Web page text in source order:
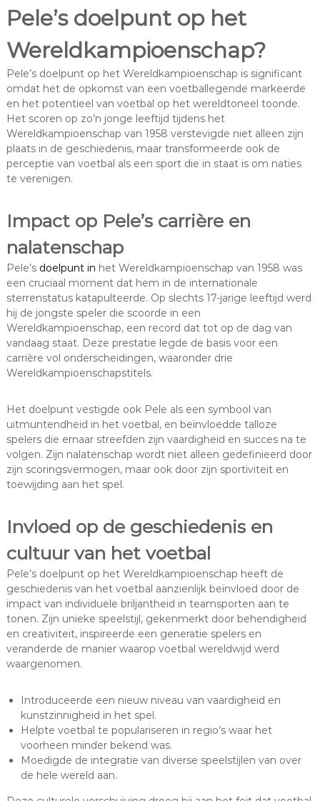
Pele’s doelpunt op het
Wereldkampioenschap?
Pele’s doelpunt op het Wereldkampioenschap is significant
omdat het de opkomst van een voetballegende markeerde
en het potentieel van voetbal op het wereldtoneel toonde.
Het scoren op zo’n jonge leeftijd tijdens het
Wereldkampioenschap van 1958 verstevigde niet alleen zijn
plaats in de geschiedenis, maar transformeerde ook de
perceptie van voetbal als een sport die in staat is om naties
te verenigen.
Impact op Pele’s carrière en
nalatenschap
Pele’s doelpunt in het Wereldkampioenschap van 1958 was
een cruciaal moment dat hem in de internationale
sterrenstatus katapulteerde. Op slechts 17-jarige leeftijd werd
hij de jongste speler die scoorde in een
Wereldkampioenschap, een record dat tot op de dag van
vandaag staat. Deze prestatie legde de basis voor een
carrière vol onderscheidingen, waaronder drie
Wereldkampioenschapstitels.
Het doelpunt vestigde ook Pele als een symbool van
uitmuntendheid in het voetbal, en beïnvloedde talloze
spelers die ernaar streefden zijn vaardigheid en succes na te
volgen. Zijn nalatenschap wordt niet alleen gedefinieerd door
zijn scoringsvermogen, maar ook door zijn sportiviteit en
toewijding aan het spel.
Invloed op de geschiedenis en
cultuur van het voetbal
Pele’s doelpunt op het Wereldkampioenschap heeft de
geschiedenis van het voetbal aanzienlijk beïnvloed door de
impact van individuele briljantheid in teamsporten aan te
tonen. Zijn unieke speelstijl, gekenmerkt door behendigheid
en creativiteit, inspireerde een generatie spelers en
veranderde de manier waarop voetbal wereldwijd werd
waargenomen.
Introduceerde een nieuw niveau van vaardigheid en
kunstzinnigheid in het spel.
Helpte voetbal te populariseren in regio’s waar het
voorheen minder bekend was.
Moedigde de integratie van diverse speelstijlen van over
de hele wereld aan.